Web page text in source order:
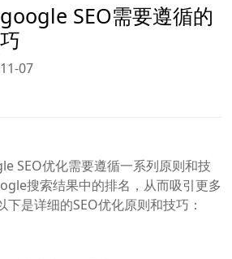
SEO需要遵循的
07
SEO优化需要遵循一系列原则和技
搜索结果中的排名，从而吸引更多
是详细的SEO优化原则和技巧：